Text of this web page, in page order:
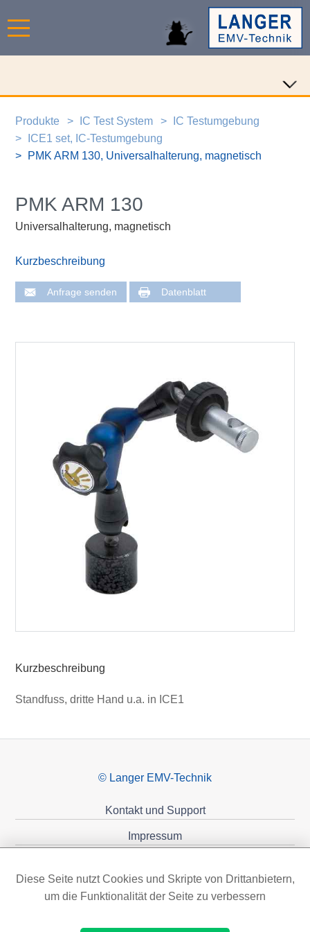
Produkte IC Test System
IC Testumgebung
ICE1 set, IC-Testumgebung
PMK ARM 130, Universalhalterung, magnetisch
PMK ARM 130
Universalhalterung, magnetisch
Kurzbeschreibung
Anfrage senden Datenblatt
Kurzbeschreibung
Standfuss, dritte Hand u.a. in ICE1
© Langer EMV-Technik
Kontakt und Support
Impressum
Diese Seite nutzt Cookies und Skripte von Drittanbietern,
um die Funktionalität der Seite zu verbessern